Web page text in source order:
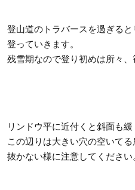
登山道のトラバースを過ぎる
登っていきます。
残雪期なので登り初めは所々、
リンドウ平に近付くと斜面も緩
この辺りは大きい穴の空いて
抜かない様に注意してください